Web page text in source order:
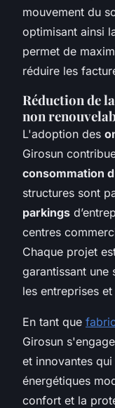
mouvement du
optimisant ainsi
permet de
réduire les
Réduction de
non
L'adoption des
Girosun
consommation
structures sont
parkings
centres
Chaque projet
garantissant
les entreprises
En tant que
Girosun
et innovantes
énergétiques
confort et la